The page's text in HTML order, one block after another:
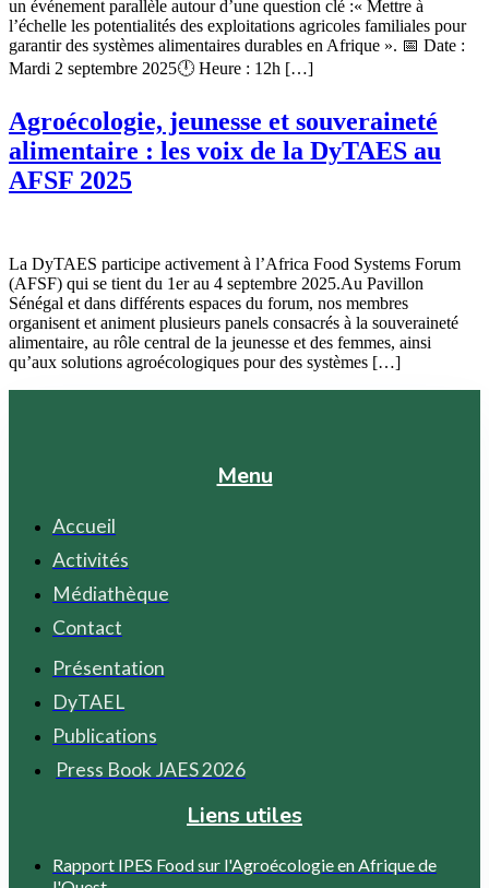
un événement parallèle autour d’une question clé :« Mettre à
l’échelle les potentialités des exploitations agricoles familiales pour
garantir des systèmes alimentaires durables en Afrique ». 📅 Date :
Mardi 2 septembre 2025🕛 Heure : 12h […]
Agroécologie, jeunesse et souveraineté
alimentaire : les voix de la DyTAES au
AFSF 2025
La DyTAES participe activement à l’Africa Food Systems Forum
(AFSF) qui se tient du 1er au 4 septembre 2025.Au Pavillon
Sénégal et dans différents espaces du forum, nos membres
organisent et animent plusieurs panels consacrés à la souveraineté
alimentaire, au rôle central de la jeunesse et des femmes, ainsi
qu’aux solutions agroécologiques pour des systèmes […]
Menu
Accueil
Activités
Médiathèque
Contact
Présentation
DyTAEL
Publications
Press Book JAES 2026
Liens utiles
Rapport IPES Food sur l'Agroécologie en Afrique de